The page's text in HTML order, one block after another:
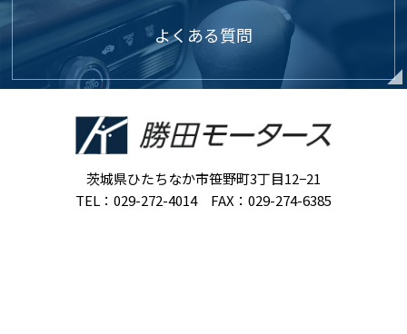
よくある質問
茨城県ひたちなか市笹野町3丁目12−21
TEL：029-272-4014 FAX：029-274-6385